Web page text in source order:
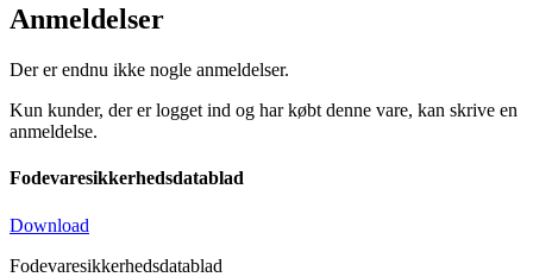
Anmeldelser
Der er endnu ikke nogle anmeldelser.
Kun kunder, der er logget ind og har købt denne vare, kan skrive en
anmeldelse.
Fodevaresikkerhedsdatablad
Download
Fodevaresikkerhedsdatablad